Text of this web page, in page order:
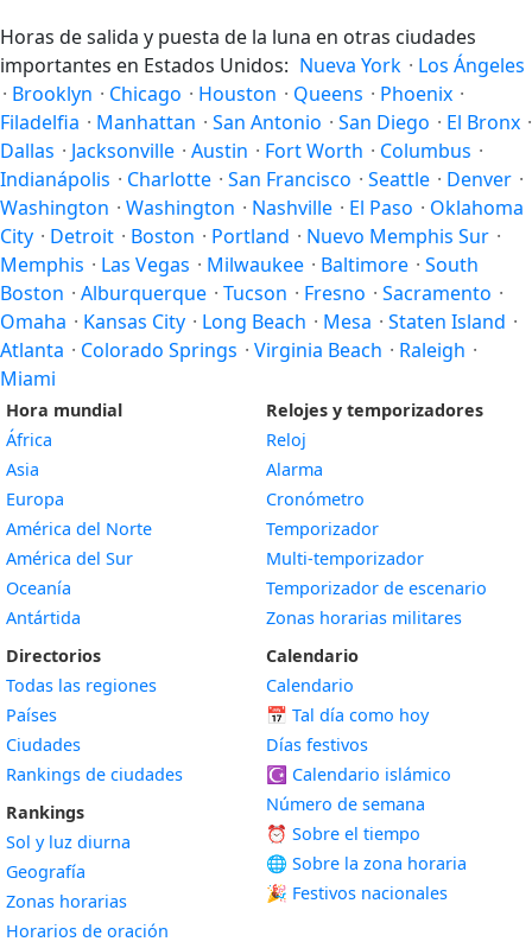
Horas de salida y puesta de la luna en otras ciudades
importantes en Estados Unidos: Nueva York · Los Ángeles
· Brooklyn · Chicago · Houston · Queens · Phoenix ·
Filadelfia · Manhattan · San Antonio · San Diego · El Bronx ·
Dallas · Jacksonville · Austin · Fort Worth · Columbus ·
Indianápolis · Charlotte · San Francisco · Seattle · Denver ·
Washington · Washington · Nashville · El Paso · Oklahoma
City · Detroit · Boston · Portland · Nuevo Memphis Sur ·
Memphis · Las Vegas · Milwaukee · Baltimore · South
Boston · Alburquerque · Tucson · Fresno · Sacramento ·
Omaha · Kansas City · Long Beach · Mesa · Staten Island ·
Atlanta · Colorado Springs · Virginia Beach · Raleigh ·
Miami
Hora mundial
África
Asia
Europa
América del Norte
América del Sur
Oceanía
Antártida
Directorios
Todas las regiones
Países
Ciudades
Rankings de ciudades
Rankings
Sol y luz diurna
Geografía
Zonas horarias
Horarios de oración
Relojes y temporizadores
Reloj
Alarma
Cronómetro
Temporizador
Multi-temporizador
Temporizador de escenario
Zonas horarias militares
Calendario
Calendario
📅 Tal día como hoy
Días festivos
☪️ Calendario islámico
Número de semana
⏰ Sobre el tiempo
🌐 Sobre la zona horaria
🎉 Festivos nacionales